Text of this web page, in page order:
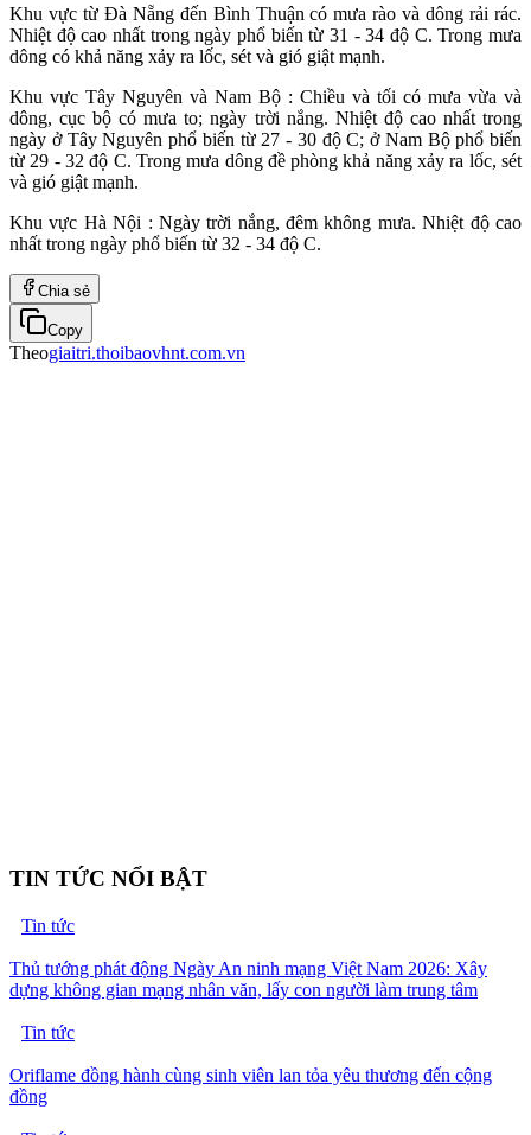
Khu vực từ Đà Nẵng đến Bình Thuận có mưa rào và dông rải rác.
Nhiệt độ cao nhất trong ngày phổ biến từ 31 - 34 độ C. Trong mưa
dông có khả năng xảy ra lốc, sét và gió giật mạnh.
Khu vực Tây Nguyên và Nam Bộ : Chiều và tối có mưa vừa và
dông, cục bộ có mưa to; ngày trời nắng. Nhiệt độ cao nhất trong
ngày ở Tây Nguyên phổ biến từ 27 - 30 độ C; ở Nam Bộ phổ biến
từ 29 - 32 độ C. Trong mưa dông đề phòng khả năng xảy ra lốc, sét
và gió giật mạnh.
Khu vực Hà Nội : Ngày trời nắng, đêm không mưa. Nhiệt độ cao
nhất trong ngày phổ biến từ 32 - 34 độ C.
Chia sẻ
Copy
Theogiaitri.thoibaovhnt.com.vn
TIN TỨC NỔI BẬT
Tin tức
Thủ tướng phát động Ngày An ninh mạng Việt Nam 2026: Xây
dựng không gian mạng nhân văn, lấy con người làm trung tâm
Tin tức
Oriflame đồng hành cùng sinh viên lan tỏa yêu thương đến cộng
đồng